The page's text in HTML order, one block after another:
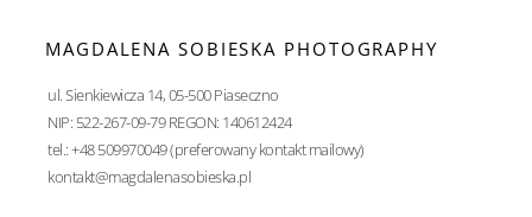
MAGDALENA SOBIESKA PHOTOGRAPHY
ul. Sienkiewicza 14, 05-500 Piaseczno
NIP: 522-267-09-79 REGON: 140612424
tel.: +48 509970049 (preferowany kontakt mailowy)
kontakt@magdalenasobieska.pl